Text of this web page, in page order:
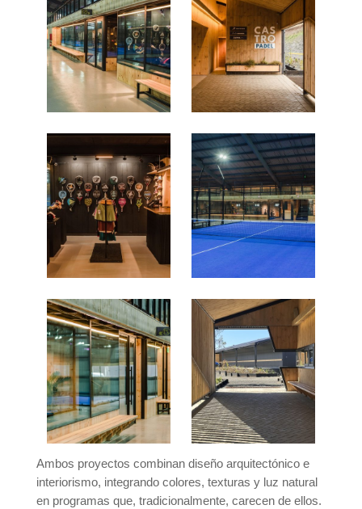
Ambos proyectos combinan diseño arquitectónico e
interiorismo, integrando colores, texturas y luz natural
en programas que, tradicionalmente, carecen de ellos.